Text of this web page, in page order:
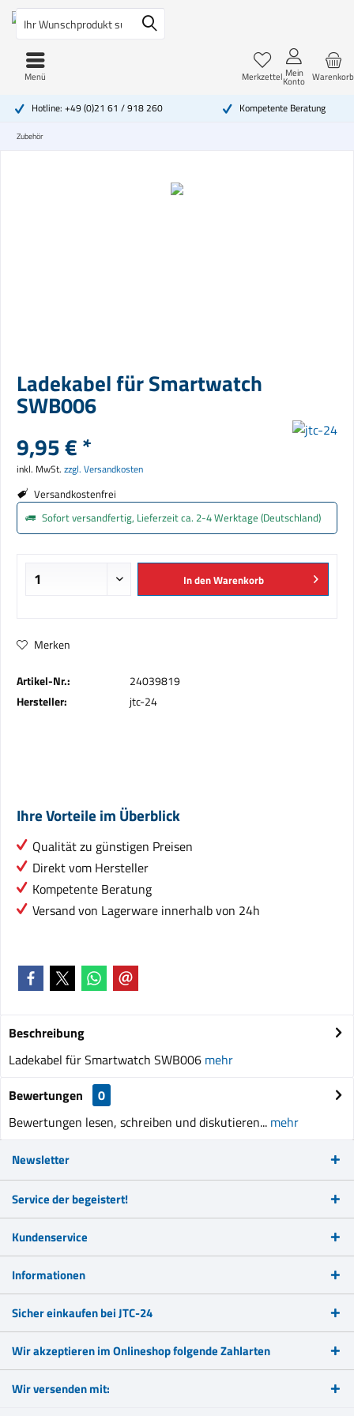
Hotline: +49 (0)21 61 / 918 260 Kompetente Beratung
Warenkorb
Merkzettel Mein
Konto
Menü
Zubehör
Ladekabel für Smartwatch
SWB006
9,95 € *
inkl. MwSt. zzgl. Versandkosten
Versandkostenfrei
Sofort versandfertig, Lieferzeit ca. 2-4 Werktage (Deutschland)
In denWarenkorb
Merken
Artikel-Nr.:
24039819
Hersteller:
jtc-24
Ihre Vorteile im Überblick
Qualität zu günstigen Preisen
Direkt vom Hersteller
Kompetente Beratung
Versand von Lagerware innerhalb von 24h
Beschreibung
Ladekabel für Smartwatch SWB006 mehr
Bewertungen
0
Bewertungen lesen, schreiben und diskutieren... mehr
Newsletter
Service der begeistert!
Kundenservice
Informationen
Sicher einkaufen bei JTC-24
Wir akzeptieren im Onlineshop folgende Zahlarten
Wir versenden mit: